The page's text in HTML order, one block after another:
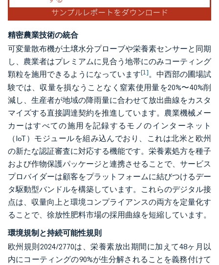
精密農業技術の統合
可変量散布機が土壌水分プローブや栄養素センサーと同期
し、農業者はプレミアムに見合う地帯にのみコーティング
顆粒を施用できるようになっています[1]。中西部の圃場試
験では、収量を損なうことなく窒素使用量を20%〜40%削
減し、生産者が地域の降雨量に合わせて放出曲線をカスタ
マイズする直接調達契約を推進しています。農業機械メー
カーはすべての施用を記録するモノのインターネット
（IoT）モジュールを組み込んでおり、これは北米と欧州
の新たな認証審査に対応する機能です。栄養素処方を種子
および作物保護パッケージと連携させることで、サービス
プロバイダーは顧客をプラットフォームに結びつけるデー
タ駆動型バンドルを構築しています。これらのデジタル接
点は、収量向上と環境コンプライアンスの両方を定量化す
ることで、徐放性肥料市場の採用曲線を短縮しています。
環境規制と持続可能性規則
欧州規則2024/2770は、栄養素放出期間に加えて48ヶ月以
内にコーティングの90%が生分解されることを義務付けて